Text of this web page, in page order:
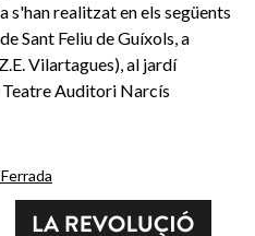
s'han realitzat en els següents
Sant Feliu de Guíxols, a
Vilartagues), al jardí
Teatre Auditori Narcís